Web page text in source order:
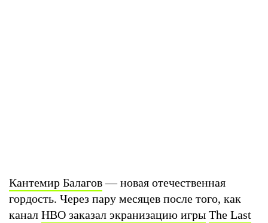
Кантемир Балагов— новая отечественная
гордость. Через пару месяцев после того, как
канал HBO заказал экранизацию игры The Last